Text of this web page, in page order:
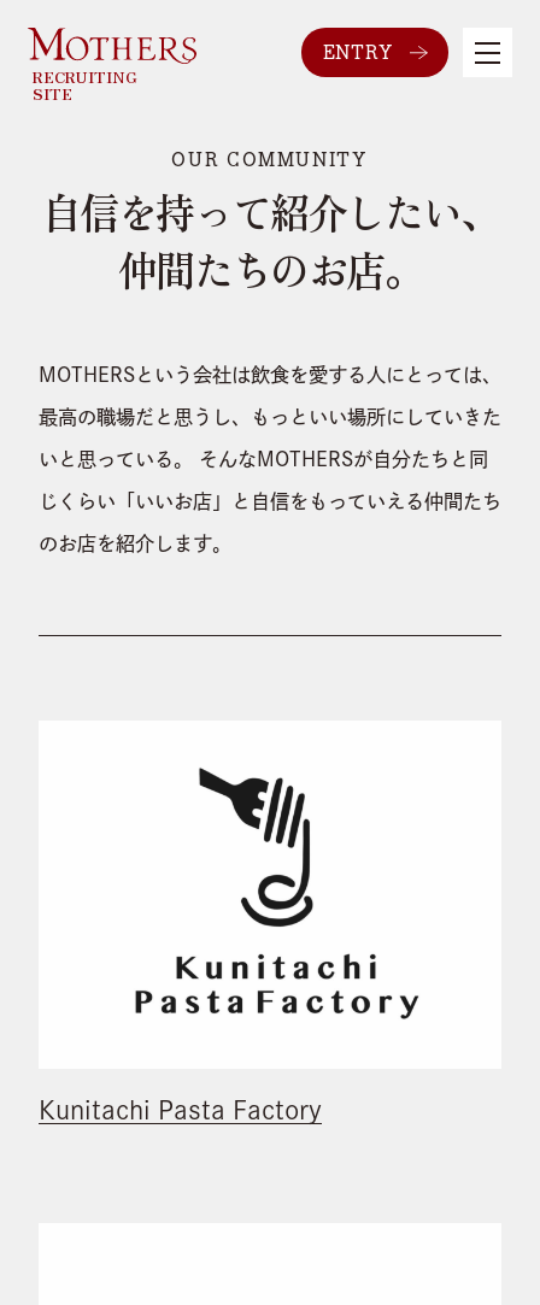
RECRUITING
SITE
ENTRY
OUR COMMUNITY
自信を持って紹介したい、
仲間たちのお店。
MOTHERSという会社は飲食を愛する人にとっては、
最高の職場だと思うし、もっといい場所にしていきた
いと思っている。 そんなMOTHERSが自分たちと同
じくらい 「いいお店」と自信をもっていえる仲間たち
のお店を紹介します。
Kunitachi Pasta Factory